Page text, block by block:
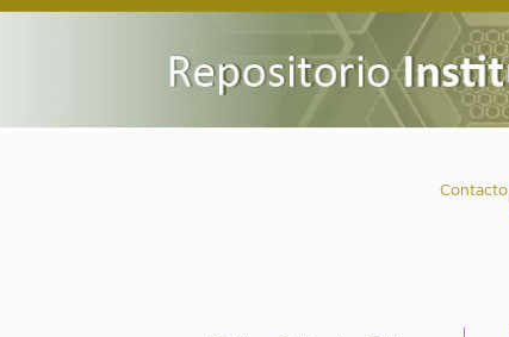
Contacto